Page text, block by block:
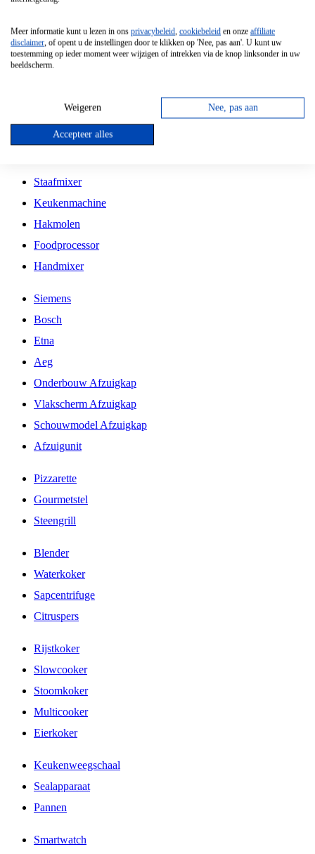
Vrijstaande Magnetron
Vrijstaande Kookplaat
Inbouw Gaskookplaat
Inbouw Keramische Kookplaat
Kookplaat Accessoires
Staafmixer
Keukenmachine
Hakmolen
Foodprocessor
Handmixer
Siemens
Bosch
Etna
Aeg
Onderbouw Afzuigkap
Vlakscherm Afzuigkap
Schouwmodel Afzuigkap
Afzuigunit
Pizzarette
Gourmetstel
Steengrill
Blender
Waterkoker
Sapcentrifuge
Citruspers
Rijstkoker
Slowcooker
Stoomkoker
Multicooker
Eierkoker
Keukenweegschaal
Sealapparaat
Pannen
Smartwatch
Meer informatie kunt u lezen in ons privacybeleid, cookiebeleid en onze affiliate
disclaimer, of opent u de instellingen door te klikken op 'Nee, pas aan'. U kunt uw
toestemming op ieder moment weer wijzigen of intrekken via de knop linksonder in uw
beeldscherm.
Weigeren Nee, pas aan
Accepteer alles